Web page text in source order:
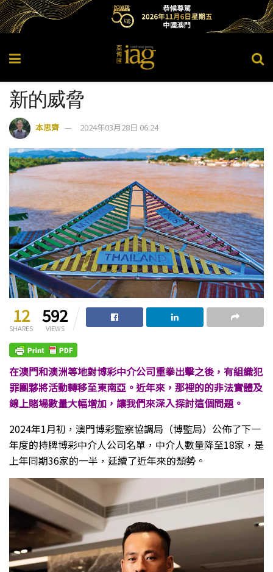
新的威脅
本思齊 2024年03月28日 06:24
12
SHARES
592
VIEWS
在澳門和澳洲等地對博彩中介公司重拳出擊之後，有組織犯
罪團夥將活動轉移至東南亞。近年來，那裡的的非法實體及
線上賭場數量大幅增加，讓我們來深入探討這個問題。
2024年1月初，澳門博彩監察協調局（博監局）公佈了下一
年度的持牌博彩中介人公司名單，中介人數量降至18家，是
上年同期36家的一半，延續了近年來的頹勢。